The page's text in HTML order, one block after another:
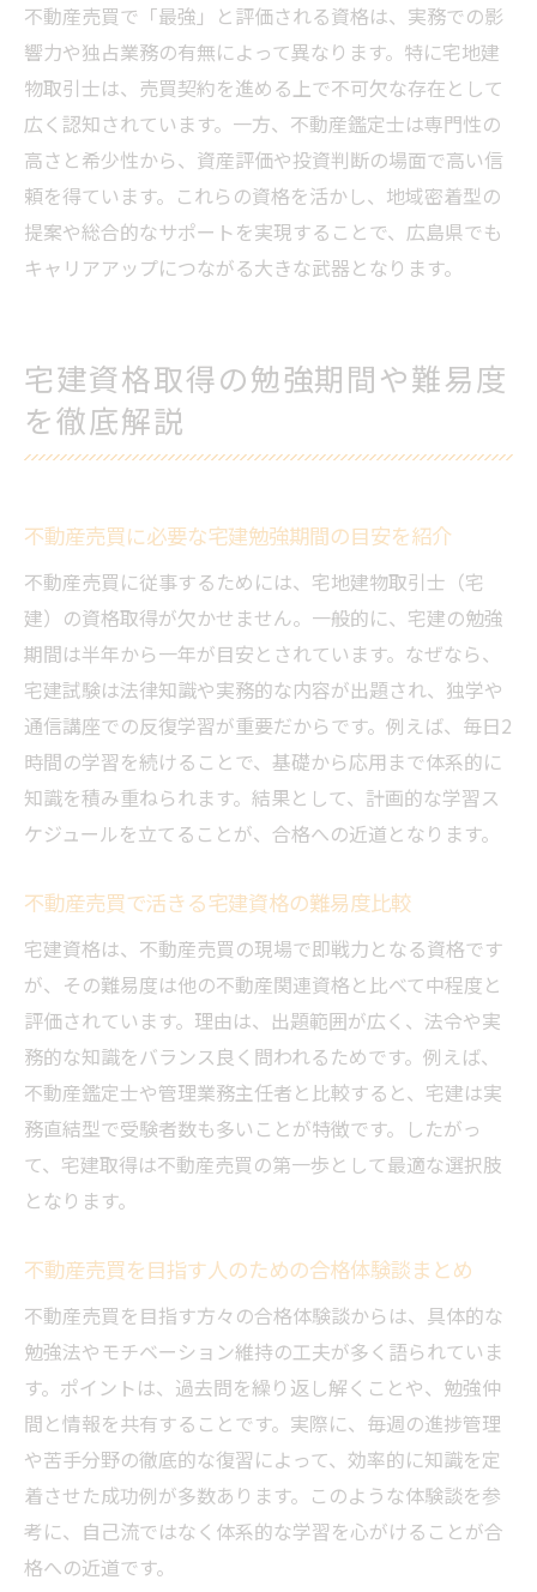
不動産売買で「最強」と評価される資格は、実務での影
響力や独占業務の有無によって異なります。特に宅地建
物取引士は、売買契約を進める上で不可欠な存在として
広く認知されています。一方、不動産鑑定士は専門性の
高さと希少性から、資産評価や投資判断の場面で高い信
頼を得ています。これらの資格を活かし、地域密着型の
提案や総合的なサポートを実現することで、広島県でも
キャリアアップにつながる大きな武器となります。
宅建資格取得の勉強期間や難易度
を徹底解説
不動産売買に必要な宅建勉強期間の目安を紹介
不動産売買に従事するためには、宅地建物取引士（宅
建）の資格取得が欠かせません。一般的に、宅建の勉強
期間は半年から一年が目安とされています。なぜなら、
宅建試験は法律知識や実務的な内容が出題され、独学や
通信講座での反復学習が重要だからです。例えば、毎日2
時間の学習を続けることで、基礎から応用まで体系的に
知識を積み重ねられます。結果として、計画的な学習ス
ケジュールを立てることが、合格への近道となります。
不動産売買で活きる宅建資格の難易度比較
宅建資格は、不動産売買の現場で即戦力となる資格です
が、その難易度は他の不動産関連資格と比べて中程度と
評価されています。理由は、出題範囲が広く、法令や実
務的な知識をバランス良く問われるためです。例えば、
不動産鑑定士や管理業務主任者と比較すると、宅建は実
務直結型で受験者数も多いことが特徴です。したがっ
て、宅建取得は不動産売買の第一歩として最適な選択肢
となります。
不動産売買を目指す人のための合格体験談まとめ
不動産売買を目指す方々の合格体験談からは、具体的な
勉強法やモチベーション維持の工夫が多く語られていま
す。ポイントは、過去問を繰り返し解くことや、勉強仲
間と情報を共有することです。実際に、毎週の進捗管理
や苦手分野の徹底的な復習によって、効率的に知識を定
着させた成功例が多数あります。このような体験談を参
考に、自己流ではなく体系的な学習を心がけることが合
格への近道です。